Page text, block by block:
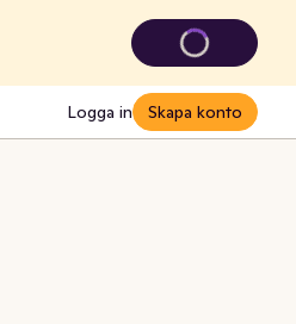
Logga in Skapa konto